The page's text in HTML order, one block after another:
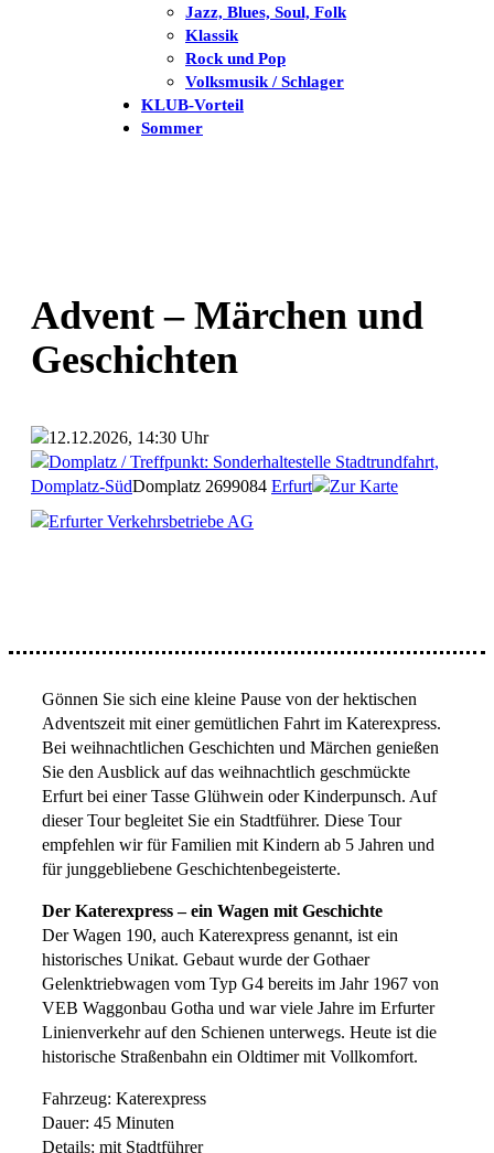
Jazz, Blues, Soul, Folk
Klassik
Rock und Pop
Volksmusik / Schlager
KLUB-Vorteil
Sommer
Advent – Märchen und
Geschichten
12.12.2026, 14:30 Uhr
Domplatz / Treffpunkt: Sonderhaltestelle Stadtrundfahrt,
Domplatz-SüdDomplatz 2699084 Erfurt
Zur Karte
Erfurter Verkehrsbetriebe AG
Gönnen Sie sich eine kleine Pause von der hektischen
Adventszeit mit einer gemütlichen Fahrt im Katerexpress.
Bei weihnachtlichen Geschichten und Märchen genießen
Sie den Ausblick auf das weihnachtlich geschmückte
Erfurt bei einer Tasse Glühwein oder Kinderpunsch. Auf
dieser Tour begleitet Sie ein Stadtführer. Diese Tour
empfehlen wir für Familien mit Kindern ab 5 Jahren und
für junggebliebene Geschichtenbegeisterte.
Der Katerexpress – ein Wagen mit Geschichte
Der Wagen 190, auch Katerexpress genannt, ist ein
historisches Unikat. Gebaut wurde der Gothaer
Gelenktriebwagen vom Typ G4 bereits im Jahr 1967 von
VEB Waggonbau Gotha und war viele Jahre im Erfurter
Linienverkehr auf den Schienen unterwegs. Heute ist die
historische Straßenbahn ein Oldtimer mit Vollkomfort.
Fahrzeug: Katerexpress
Dauer: 45 Minuten
Details: mit Stadtführer